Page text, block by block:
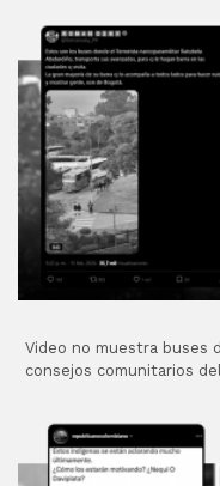
Video no muestra buses
consejos comunitarios